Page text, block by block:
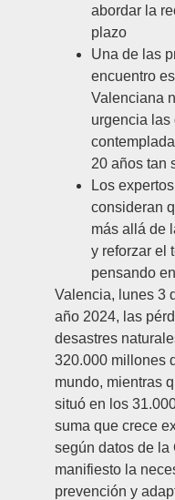
abordar la
plazo
Una de las
encuentro
Valenciana
urgencia las
20 años tan
Los
consideran
más allá de
y reforzar el
pensando
Valencia, lunes 3
año 2024, las
desastres
320.000 millones
mundo, mientras
situó en los
suma que crece
según datos de la
manifiesto la
prevención y